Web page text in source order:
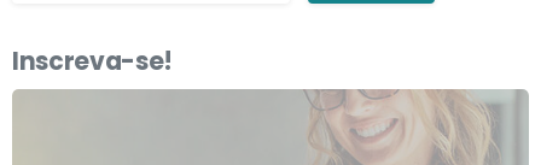
Inscreva-se!